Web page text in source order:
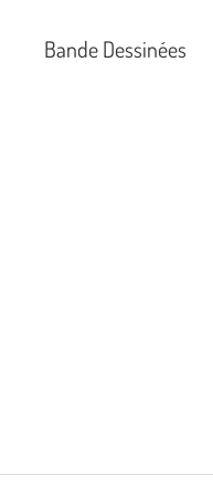
Bande Dessinées